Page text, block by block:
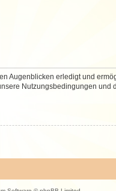
Augenblicken erledigt und
Nutzungsbedingungen